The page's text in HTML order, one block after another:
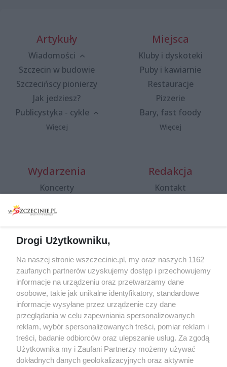
Artykuły
Wiadomości
Szczecin w budowie
Szczecińscy pionierzy
Jak jedziesz?
Publicystyka - cykle
Więcej
Miejsca
Kluby i dyskoteki
Puby i kawiarnie
Restauracje
Pizzerie
Bary, fast foody
Więcej
Wydarzenia
Koncerty
Spacery i oprowadzania
targi
Wernisaże
Więcej
Redakcja
Kontakt
Specjalny koncert z okazji
20. urodzin portalu
wSzczecinie.pl
Regulamin konkursów
śniadaniówka "Hej
Szczecin! Jest piątek!"
Partnerzy
Drogi Użytkowniku,
Na naszej stronie wszczecinie.pl, my oraz naszych 1162
zaufanych partnerów uzyskujemy dostęp i przechowujemy
informacje na urządzeniu oraz przetwarzamy dane
osobowe, takie jak unikalne identyfikatory, standardowe
informacje wysyłane przez urządzenie czy dane
przeglądania w celu zapewniania spersonalizowanych
reklam, wybór spersonalizowanych treści, pomiar reklam i
treści, badanie odbiorców oraz ulepszanie usług. Za zgodą
Użytkownika my i Zaufani Partnerzy możemy używać
dokładnych danych geolokalizacyjnych oraz aktywnie